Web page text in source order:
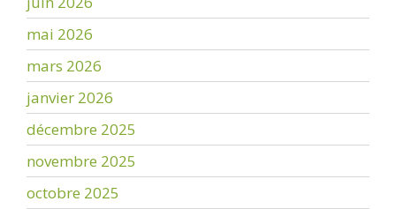
mai 2026
mars 2026
janvier 2026
décembre 2025
novembre 2025
octobre 2025